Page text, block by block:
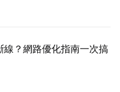
線？網路優化指南一次搞